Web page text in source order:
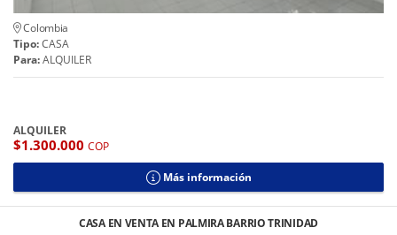
Colombia
Tipo:CASA
Para:ALQUILER
ALQUILER
$1.300.000 COP
Más información
CASA EN VENTA EN PALMIRA BARRIO TRINIDAD